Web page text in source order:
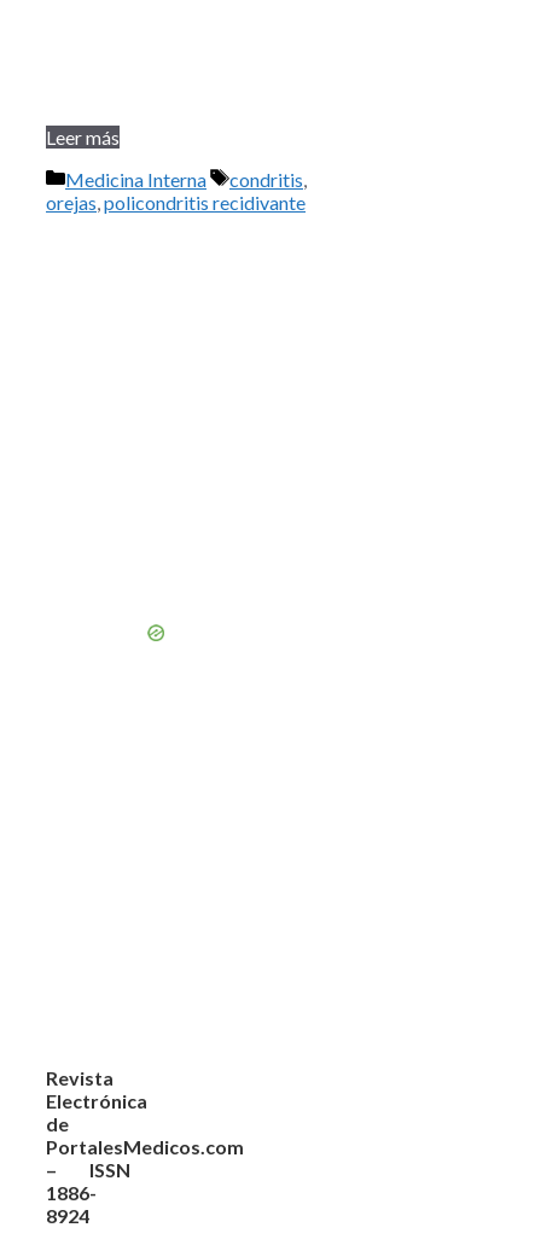
Leer más
Categorías
Medicina Interna Etiquetas
condritis,
orejas,policondritis recidivante
Revista
Electrónica
de
PortalesMedicos.com
– ISSN
1886-
8924